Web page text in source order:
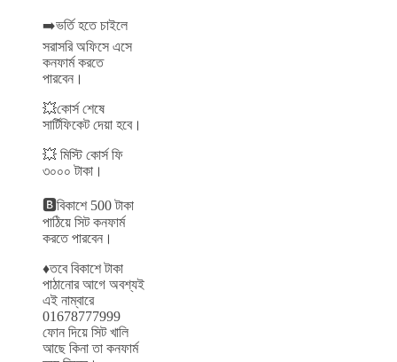
➡️ভর্তি হতে চাইলে
সরাসরি অফিসে এসে
কনফার্ম করতে
পারবেন।
💥কোর্স শেষে
সার্টিফিকেট দেয়া হবে।
💥 মিস্টি কোর্স ফি
৩০০০ টাকা।
🅱️বিকাশে 500 টাকা
পাঠিয়ে সিট কনফার্ম
করতে পারবেন।
♦️তবে বিকাশে টাকা
পাঠানোর আগে অবশ্যই
এই নাম্বারে
01678777999
ফোন দিয়ে সিট খালি
আছে কিনা তা কনফার্ম